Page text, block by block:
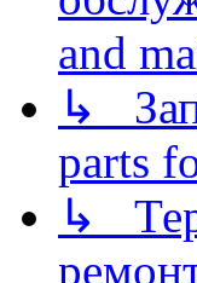
and
↳
parts
↳